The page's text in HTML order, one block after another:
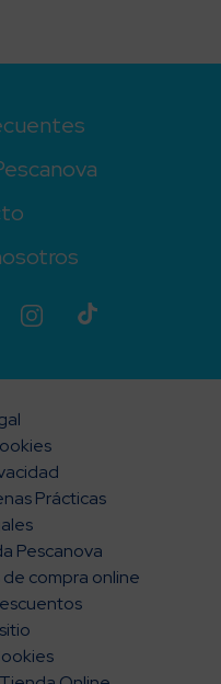
Prácticas
Pescanova
compra online